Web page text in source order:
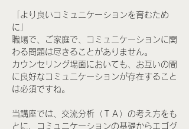
「より良いコミュニケーションを育むため
に」
職場で、ご家庭で、コミュニケーションに関
わる問題は尽きることがありません。
カウンセリング場面においても、お互いの間
に良好なコミュニケーションが存在すること
は必須ですね。
当講座では、交流分析（ＴＡ）の考え方をも
とに、コミュニケーションの基礎からエゴグ